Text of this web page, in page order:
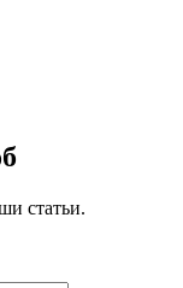
статьи.